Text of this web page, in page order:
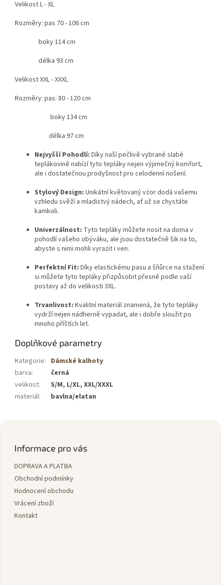
Velikost L - XL
Rozměry: pas 70 - 106 cm
boky 114 cm
délka 93 cm
Velikost XXL - XXXL
Rozměry: pas: 80 - 120 cm
boky 134 cm
délka 97 cm
Nejvyšší Pohodlí: Díky naší pečlivě vybrané slabé
teplákovině nabízí tyto tepláky nejen výjimečný komfort,
ale i dostatečnou prodyšnost pro celodenní nošení.
Stylový Design: Unikátní květovaný vzor dodá vašemu
vzhledu svěží a mladistvý nádech, ať už se chystáte
kamkoli.
Univerzálnost: Tyto tepláky můžete nosit na doma v
pohodlí vašeho obýváku, ale jsou dostatečně šik na to,
abyste s nimi mohli vyrazit i ven.
Perfektní Fit: Díky elastickému pasu a šňůrce na stažení
si můžete tyto tepláky přizpůsobit přesně podle vaší
postavy až do velikosti 3XL.
Trvanlivost: Kvalitní materiál znamená, že tyto tepláky
vydrží nejen nádherně vypadat, ale i dobře sloužit po
mnoho příštích let.
Doplňkové parametry
Kategorie: Dámské kalhoty
barva:
černá
velikost:
S/M, L/XL, XXL/XXXL
materiál: bavlna/elatan
Z
Informace pro vás
DOPRAVA A PLATBA
Obchodní podmínky
Hodnocení obchodu
Vrácení zboží
Kontakt